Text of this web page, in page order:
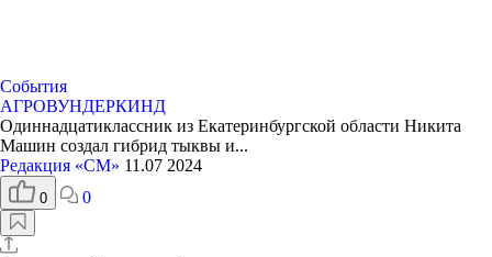
События
АГРОВУНДЕРКИНД
Одиннадцатиклассник из Екатеринбургской области Никита
Машин создал гибрид тыквы и...
Редакция «СМ» 11.07 2024
0 0